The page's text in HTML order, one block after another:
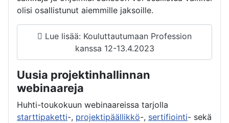
olisi osallistunut aiemmille jaksoille.
Lue lisää: Kouluttautumaan Profession
kanssa 12-13.4.2023
Uusia projektinhallinnan
webinaareja
Huhti-toukokuun webinaareissa tarjolla
starttipaketti-, projektipäällikkö-, sertifiointi- sekä